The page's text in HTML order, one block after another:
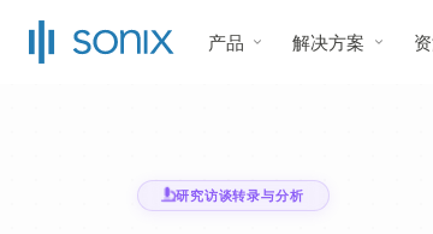
产品 解决方案
研究访谈转录与分析